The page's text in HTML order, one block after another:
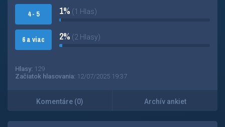
4 - 5
6 a viac
1% (1 Hlas)
2% (2 Hlasy)
Hlasy: 129
Začiatok hlasovania: 12/07/2025 19:37
Komentáre (0) Archív ankiet